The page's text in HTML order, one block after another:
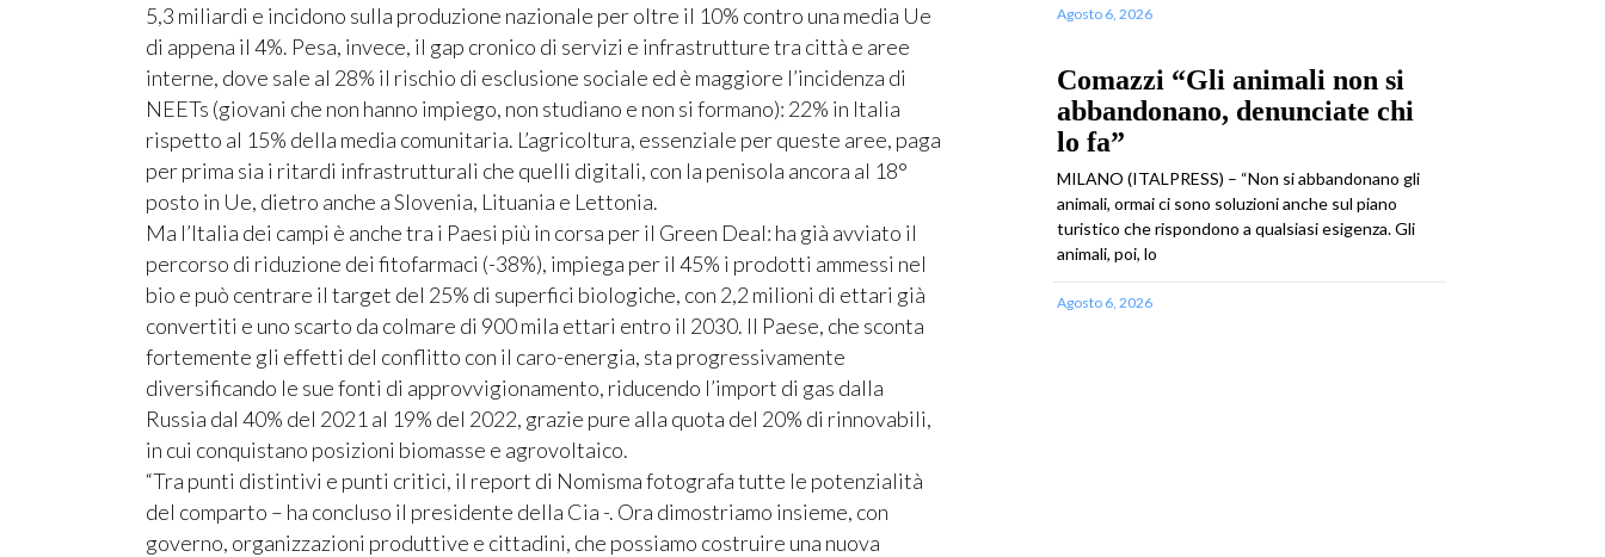
5,3 miliardi e incidono sulla produzione nazionale per oltre il 10% contro una media Ue
di appena il 4%. Pesa, invece, il gap cronico di servizi e infrastrutture tra città e aree
interne, dove sale al 28% il rischio di esclusione sociale ed è maggiore l’incidenza di
NEETs (giovani che non hanno impiego, non studiano e non si formano): 22% in Italia
rispetto al 15% della media comunitaria. L’agricoltura, essenziale per queste aree, paga
per prima sia i ritardi infrastrutturali che quelli digitali, con la penisola ancora al 18°
posto in Ue, dietro anche a Slovenia, Lituania e Lettonia.
Ma l’Italia dei campi è anche tra i Paesi più in corsa per il Green Deal: ha già avviato il
percorso di riduzione dei fitofarmaci (-38%), impiega per il 45% i prodotti ammessi nel
bio e può centrare il target del 25% di superfici biologiche, con 2,2 milioni di ettari già
convertiti e uno scarto da colmare di 900 mila ettari entro il 2030. Il Paese, che sconta
fortemente gli effetti del conflitto con il caro-energia, sta progressivamente
diversificando le sue fonti di approvvigionamento, riducendo l’import di gas dalla
Russia dal 40% del 2021 al 19% del 2022, grazie pure alla quota del 20% di rinnovabili,
in cui conquistano posizioni biomasse e agrovoltaico.
“Tra punti distintivi e punti critici, il report di Nomisma fotografa tutte le potenzialità
del comparto – ha concluso il presidente della Cia -. Ora dimostriamo insieme, con
governo, organizzazioni produttive e cittadini, che possiamo costruire una nuova
Agosto 6, 2026
Comazzi “Gli animali non si
abbandonano, denunciate chi
lo fa”
MILANO (ITALPRESS) – “Non si abbandonano gli
animali, ormai ci sono soluzioni anche sul piano
turistico che rispondono a qualsiasi esigenza. Gli
animali, poi, lo
Agosto 6, 2026